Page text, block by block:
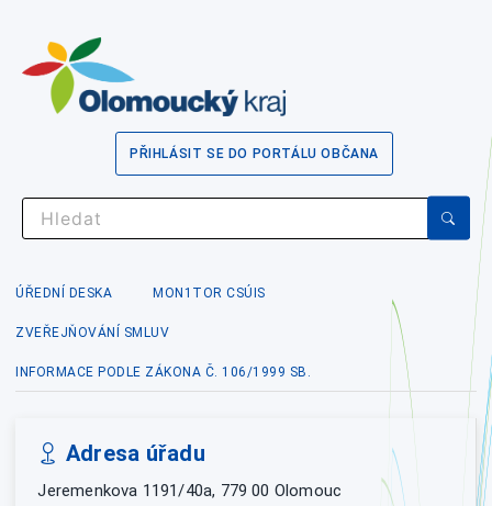
PŘIHLÁSIT SE DO PORTÁLU OBČANA
ÚŘEDNÍ DESKA MON1TOR CSÚIS
ZVEŘEJŇOVÁNÍ SMLUV
INFORMACE PODLE ZÁKONA Č. 106/1999 SB.
Adresa úřadu
Jeremenkova 1191/40a, 779 00 Olomouc